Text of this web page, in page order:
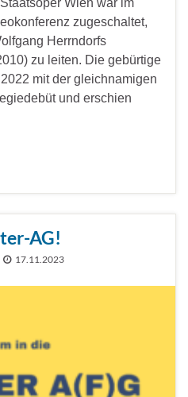
Wien war im
zugeschaltet,
Herrndorfs
zu leiten. Die gebürtige
mit der gleichnamigen
und erschien
AG!
17.11.2023